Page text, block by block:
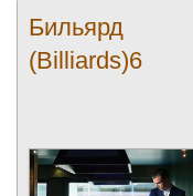
Бильярд
(Billiards)6